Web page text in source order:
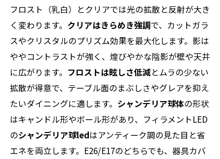
フロスト（乳白）とクリアでは光の拡散と反射が大き
く変わります。 クリアはきらめき強調で、カットガラ
スやクリスタルのプリズム効果を最大化します。影は
ややコントラストが強く、煌びやかな陰影が壁や天井
に広がります。 フロストは眩しさ低減とムラの少ない
拡散が得意で、テーブル面のまぶしさやグレアを抑え
たいダイニングに適します。 シャンデリア球体の形状
はキャンドル形やボール形があり、フィラメントLED
のシャンデリア球ledはアンティーク調の見た目と省
エネを両立します。E26/E17のどちらでも、器具カバ